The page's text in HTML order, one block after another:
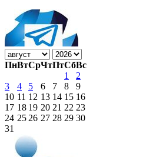
ПнВтСрЧтПтСбВс
1
2
3
4 5 6 7 8
9
10 11 12 13 14 15 16
17 18 19 20 21 22 23
24 25 26 27 28 29 30
31